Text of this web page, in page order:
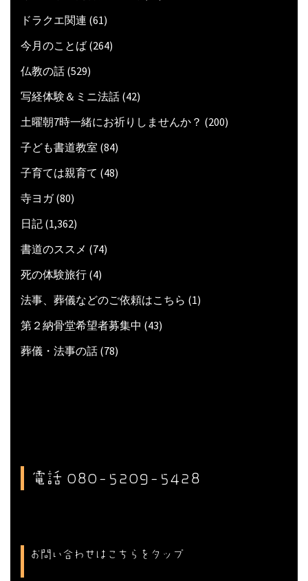
ドラクエ関連 (61)
今月のことば (264)
仏教の話 (529)
写経体験＆ミニ法話 (42)
土曜朝7時一緒にお祈りしませんか？ (200)
子ども書道教室 (84)
子育ては親育て (48)
寺ヨガ(80)
日記 (1,362)
書道のススメ (74)
死の体験旅行 (4)
法事、葬儀などのご依頼はこちら (1)
第２納骨堂希望者募集中 (43)
葬儀・法事の話 (78)
電話 080-5209-5428
お問い合わせはこちらをタップ